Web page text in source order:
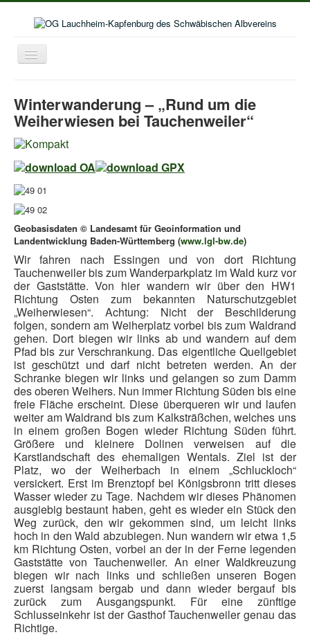
Toggle
Navigation
Aktuelles
Veranstaltungskalender
Selbstwanderungen
Seniorenwanderungen
Lust auf mehr
Kooperation Deutschordenschule
Naturschutz
Pressemitteilungen
Wildschützhütte
Ansprechpartner
Suchen
...
Winterwanderung – „Rund um die
Weiherwiesen bei Tauchenweiler“
Geobasisdaten © Landesamt für Geoinformation und
Landentwicklung Baden-Württemberg (www.lgl-bw.de)
Wir fahren nach Essingen und von dort Richtung
Tauchenweiler bis zum Wanderparkplatz im Wald kurz vor
der Gaststätte. Von hier wandern wir über den HW1
Richtung Osten zum bekannten Naturschutzgebiet
„Weiherwiesen“. Achtung: Nicht der Beschilderung
folgen, sondern am Weiherplatz vorbei bis zum Waldrand
gehen. Dort biegen wir links ab und wandern auf dem
Pfad bis zur Verschrankung. Das eigentliche Quellgebiet
ist geschützt und darf nicht betreten werden. An der
Schranke biegen wir links und gelangen so zum Damm
des oberen Weihers. Nun immer Richtung Süden bis eine
freie Fläche erscheint. Diese überqueren wir und laufen
weiter am Waldrand bis zum Kalksträßchen, welches uns
in einem großen Bogen wieder Richtung Süden führt.
Größere und kleinere Dolinen verweisen auf die
Karstlandschaft des ehemaligen Wentals. Ziel ist der
Platz, wo der Weiherbach in einem „Schluckloch“
versickert. Erst im Brenztopf bei Königsbronn tritt dieses
Wasser wieder zu Tage. Nachdem wir dieses Phänomen
ausgiebig bestaunt haben, geht es wieder ein Stück den
Weg zurück, den wir gekommen sind, um leicht links
hoch in den Wald abzubiegen. Nun wandern wir etwa 1,5
km Richtung Osten, vorbei an der in der Ferne legenden
Gaststätte von Tauchenweiler. An einer Waldkreuzung
biegen wir nach links und schließen unseren Bogen
zuerst langsam bergab und dann wieder bergauf bis
zurück zum Ausgangspunkt. Für eine zünftige
Schlusseinkehr ist der Gasthof Tauchenweiler genau das
Richtige.